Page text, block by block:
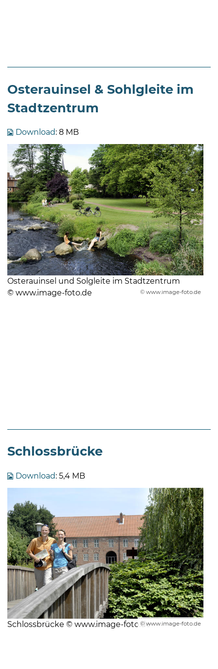
Osterauinsel & Sohlgleite im
Stadtzentrum
Download: 8 MB
© www.image-foto.de
Osterauinsel und Solgleite im Stadtzentrum
© www.image-foto.de
Schlossbrücke
Download: 5,4 MB
© www.image-foto.de
Schlossbrücke © www.image-foto.de